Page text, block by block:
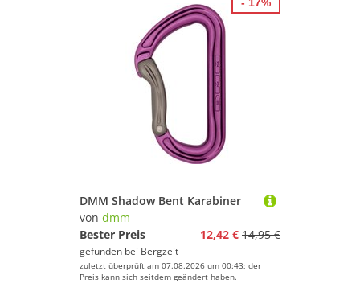
DMM Shadow Bent Karabiner
von dmm
Bester Preis
12,42 € 14,95 €
gefunden bei Bergzeit
zuletzt überprüft am 07.08.2026 um 00:43; der
Preis kann sich seitdem geändert haben.